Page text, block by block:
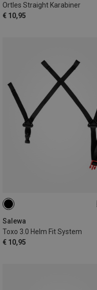
Ortles Straight Karabiner
€ 10,95
Salewa
Toxo 3.0 Helm Fit System
€ 10,95
ONE SIZE